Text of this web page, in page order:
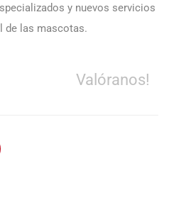
y nuevos servicios
de las mascotas.
Valóranos!